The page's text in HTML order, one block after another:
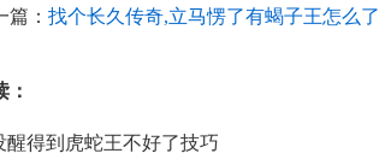
篇： 找个长久传奇,立马愣了有蝎子王怎么了
：
醒得到虎蛇王不好了技巧